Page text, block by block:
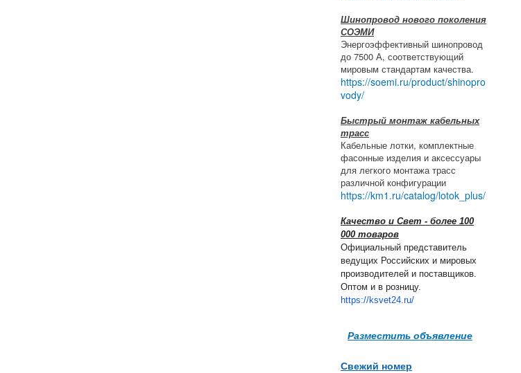
Шинопровод нового поколения
СОЭМИ
Энергоэффективный шинопровод
до 7500 А, соответствующий
мировым стандартам качества.
https://soemi.ru/product/shinopro
vody/
Быстрый монтаж кабельных
трасс
Кабельные лотки, комплектные
фасонные изделия и аксессуары
для легкого монтажа трасс
различной конфигурации
https://km1.ru/catalog/lotok_plus/
Качество и Свет - более 100
000 товаров
Официальный представитель
ведущих Российских и мировых
производителей и поставщиков.
Оптом и в розницу.
https://ksvet24.ru/
Разместить объявление
Свежий номер